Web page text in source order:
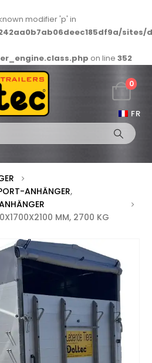
modifier 'p' in
on line 352
FR
0
ANHÄNGER,
MM, 2700 KG